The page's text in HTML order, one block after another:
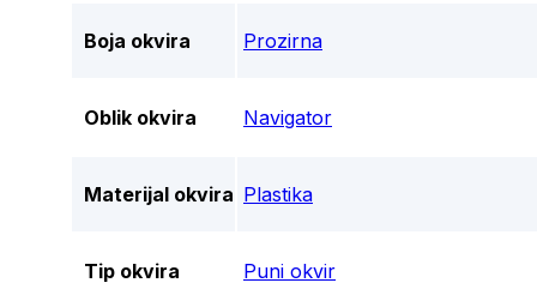
Boja okvira Prozirna
Oblik okvira Navigator
Materijal okvira Plastika
Tip okvira Puni okvir